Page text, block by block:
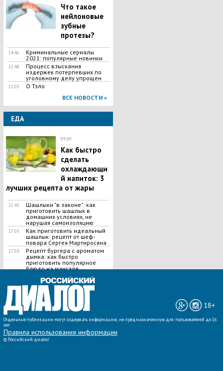
Что такое
нейлоновые
зубные
протезы?
14:46
Криминальные сериалы
2021: популярные новинки
22:48
Процесс взыскания
издержек потерпевших по
уголовному делу упрощен
12:03
О Тэло
ВСЕ НОВОСТИ »
ЕДА
09:09
Как быстро
сделать
охлаждающи
й напиток: 3
лучших рецепта от жары
21:45
Шашлыки "в законе": как
приготовить шашлык в
домашних условиях, не
нарушая самоизоляцию
17:05
Как приготовить идеальный
шашлык​: рецепт от шеф-
повара Сергея Мартиросяна
17:03
Рецепт бургера с ароматом
дымка: как быстро
приготовить популярное
блюдо на мангале
ВСЕ НОВОСТИ »
18+
Отдельные публикации могут содержать информацию, не предназначенную для пользователей до 16
лет.
Правила использования информации
© Российский диалог